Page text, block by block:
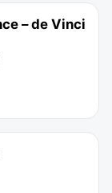
– de Vinci